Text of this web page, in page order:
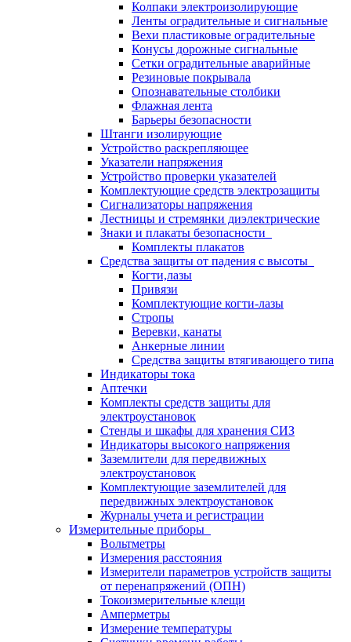
Колпаки электроизолирующие
Ленты оградительные и сигнальные
Вехи пластиковые оградительные
Конусы дорожные сигнальные
Сетки оградительные аварийные
Резиновые покрывала
Опознавательные столбики
Флажная лента
Барьеры безопасности
Штанги изолирующие
Устройство раскрепляющее
Указатели напряжения
Устройство проверки указателей
Комплектующие средств электрозащиты
Сигнализаторы напряжения
Лестницы и стремянки диэлектрические
Знаки и плакаты безопасности
Комплекты плакатов
Средства защиты от падения с высоты
Когти,лазы
Привязи
Комплектующие когти-лазы
Стропы
Веревки, канаты
Анкерные линии
Средства защиты втягивающего типа
Индикаторы тока
Аптечки
Комплекты средств защиты для
электроустановок
Стенды и шкафы для хранения СИЗ
Индикаторы высокого напряжения
Заземлители для передвижных
электроустановок
Комплектующие заземлителей для
передвижных электроустановок
Журналы учета и регистрации
Измерительные приборы
Вольтметры
Измерения расстояния
Измерители параметров устройств защиты
от перенапряжений (ОПН)
Токоизмерительные клещи
Амперметры
Измерение температуры